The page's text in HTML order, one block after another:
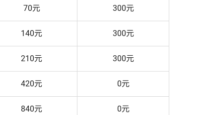
70元 300元
140元 300元
210元 300元
420元 0元
840元 0元